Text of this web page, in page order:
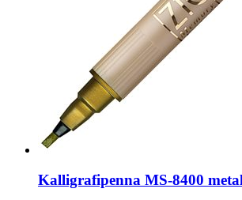
Kalligrafipenna MS-8400